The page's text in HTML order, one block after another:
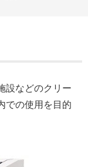
設などのクリー
での使用を目的